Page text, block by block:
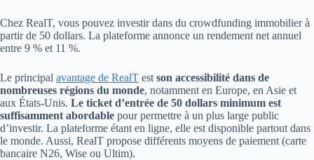
Chez RealT, vous pouvez investir dans du crowdfunding immobilier à
partir de 50 dollars. La plateforme annonce un rendement net annuel
entre 9 % et 11 %.
Le principal avantage de RealT est son accessibilité dans de
nombreuses régions du monde, notamment en Europe, en Asie et
aux États-Unis. Le ticket d’entrée de 50 dollars minimum est
suffisamment abordable pour permettre à un plus large public
d’investir. La plateforme étant en ligne, elle est disponible partout dans
le monde. Aussi, RealT propose différents moyens de paiement (carte
bancaire N26, Wise ou Ultim).